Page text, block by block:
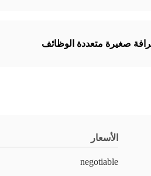
صغيرة متعددة الوظائف
الأسعار
negotiable